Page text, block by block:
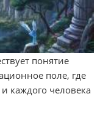
понятие
поле, где
каждого человека